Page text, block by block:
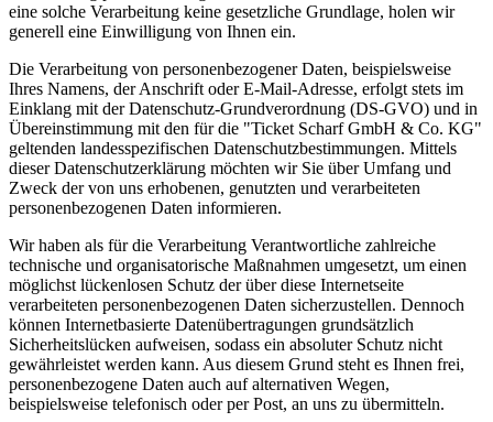
eine solche Verarbeitung keine gesetzliche Grundlage, holen wir
generell eine Einwilligung von Ihnen ein.
Die Verarbeitung von personenbezogener Daten, beispielsweise
Ihres Namens, der Anschrift oder E-Mail-Adresse, erfolgt stets im
Einklang mit der Datenschutz-Grundverordnung (DS-GVO) und in
Übereinstimmung mit den für die "Ticket Scharf GmbH & Co. KG"
geltenden landesspezifischen Datenschutzbestimmungen. Mittels
dieser Datenschutzerklärung möchten wir Sie über Umfang und
Zweck der von uns erhobenen, genutzten und verarbeiteten
personenbezogenen Daten informieren.
Wir haben als für die Verarbeitung Verantwortliche zahlreiche
technische und organisatorische Maßnahmen umgesetzt, um einen
möglichst lückenlosen Schutz der über diese Internetseite
verarbeiteten personenbezogenen Daten sicherzustellen. Dennoch
können Internetbasierte Datenübertragungen grundsätzlich
Sicherheitslücken aufweisen, sodass ein absoluter Schutz nicht
gewährleistet werden kann. Aus diesem Grund steht es Ihnen frei,
personenbezogene Daten auch auf alternativen Wegen,
beispielsweise telefonisch oder per Post, an uns zu übermitteln.